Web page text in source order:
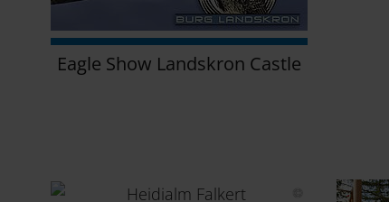
Eagle Show Landskron Castle